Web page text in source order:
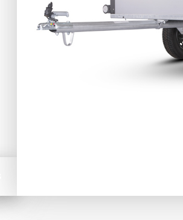
Prepravníky
minibágrov